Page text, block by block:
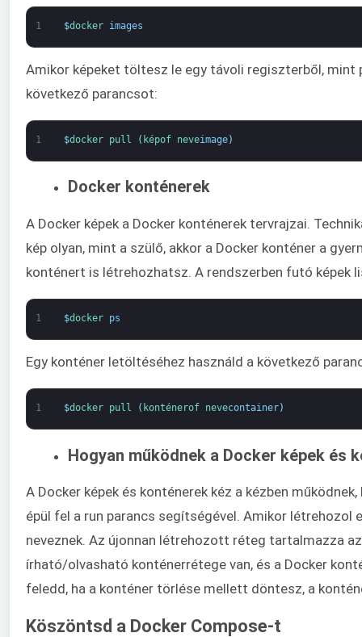
1 $docker images
Amikor képeket töltesz le egy távoli regiszterből, mint
következő parancsot:
1 $docker pull ( képof neveimage)
Docker konténerek
A Docker képek a Docker konténerek tervrajzai.
kép olyan, mint a szülő, akkor a Docker konténer a
konténert is létrehozhatsz. A rendszerben futó képek
1 $docker ps
Egy konténer letöltéséhez használd a következő
1 $docker pull ( konténerof nevecontainer)
Hogyan működnek a Docker képek és
A Docker képek és konténerek kéz a kézben
épül fel a run parancs segítségével. Amikor létrehozol
neveznek. Az újonnan létrehozott réteg tartalmazza
írható/olvasható konténerrétege van, és a Docker
feledd, ha a konténer törlése mellett döntesz, a
Köszöntsd a Docker Compose-t